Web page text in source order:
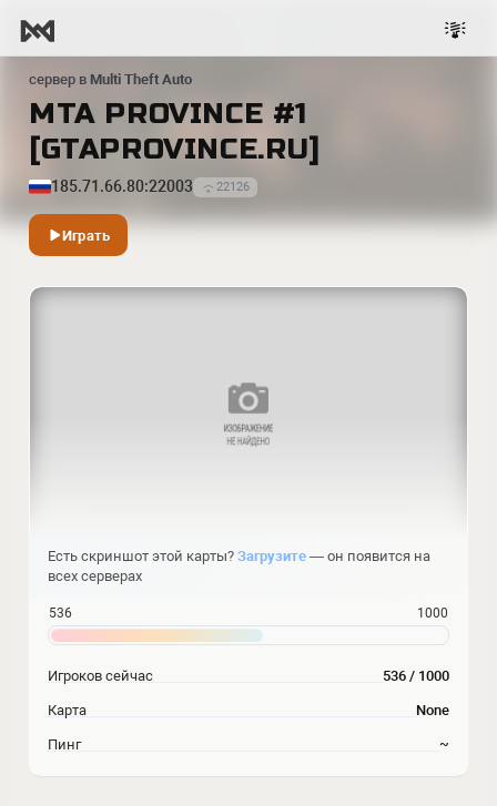
сервер в Multi Theft Auto
MTA PROVINCE #1
[GTAPROVINCE.RU]
185.71.66.80:22003 22126
Играть
Есть скриншот этой карты? Загрузите — он появится на
всех серверах
536 1000
Игроков сейчас 536 / 1000
Карта None
Пинг ~